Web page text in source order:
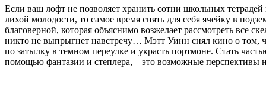
Если ваш лофт не позволяет хранить сотни школьных
лихой молодости, то самое время снять для себя ячейку в
благоверной, которая объяснимо возжелает рассмотреть все
никто не выпрыгнет навстречу… Мэтт Уинн снял кино о том,
по затылку в темном переулке и украсть портмоне. Стать
помощью фантазии и степлера, – это возможные перспективы